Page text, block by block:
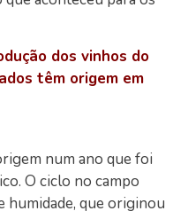
dos vinhos do
têm origem em
num ano que foi
O ciclo no campo
humidade, que originou